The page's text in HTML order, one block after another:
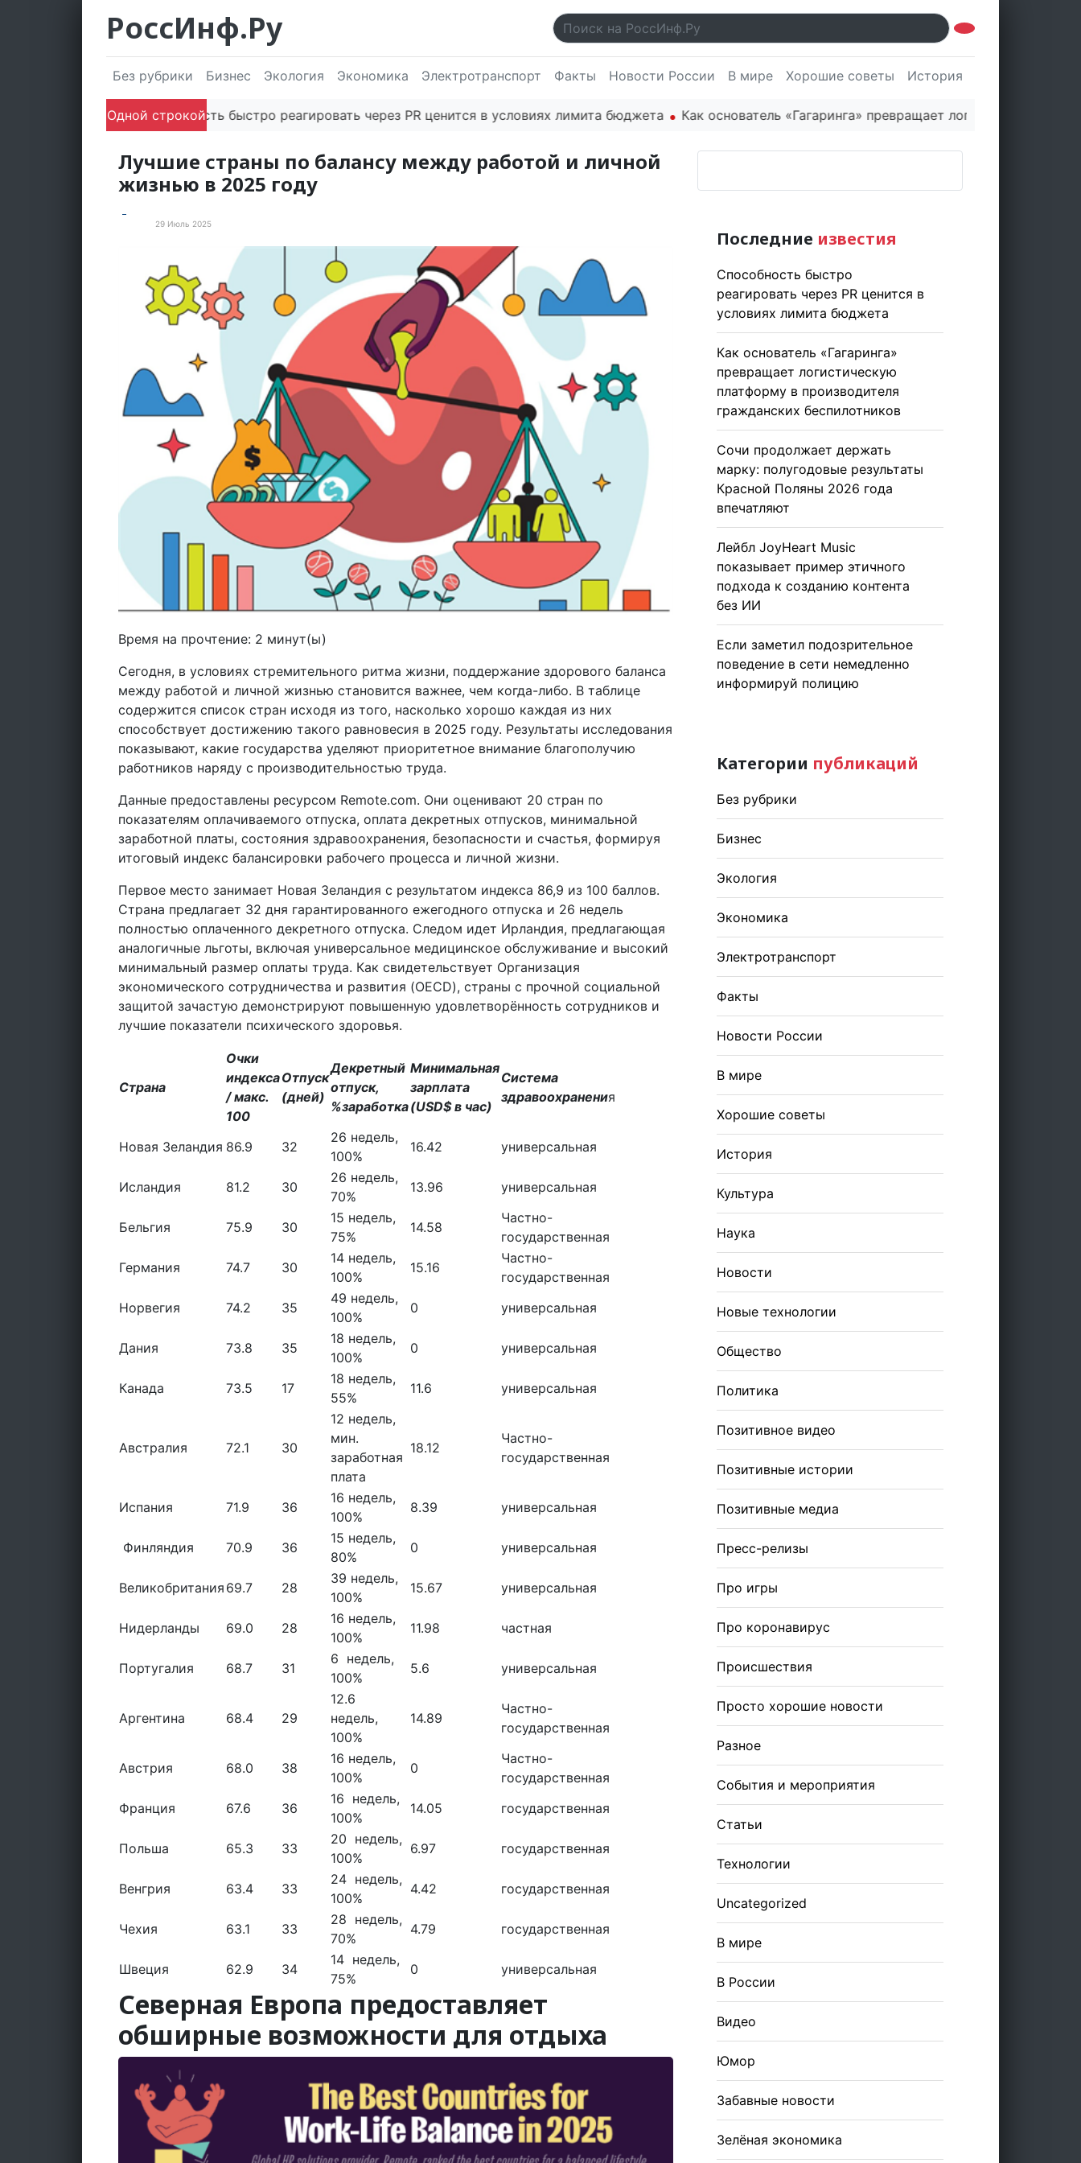
РоссИнф.Ру
Без рубрики Бизнес Экология Экономика Электротранспорт Факты Новости России В мире Хорошие советы История
Одной строкой
Способность быстро реагировать через PR ценится в условиях лимита бюджета Как основатель «Гагаринга» превращает логистическую
Лучшие страны по балансу между работой и личной
жизнью в 2025 году
29 Июль 2025
Время на прочтение: 2 минут(ы)
Сегодня, в условиях стремительного ритма жизни, поддержание здорового баланса
между работой и личной жизнью становится важнее, чем когда-либо. В таблице
содержится список стран исходя из того, насколько хорошо каждая из них
способствует достижению такого равновесия в 2025 году. Результаты исследования
показывают, какие государства уделяют приоритетное внимание благополучию
работников наряду с производительностью труда.
Данные предоставлены ресурсом Remote.com. Они оценивают 20 стран по
показателям оплачиваемого отпуска, оплата декретных отпусков, минимальной
заработной платы, состояния здравоохранения, безопасности и счастья, формируя
итоговый индекс балансировки рабочего процесса и личной жизни.
Первое место занимает Новая Зеландия с результатом индекса 86,9 из 100 баллов.
Страна предлагает 32 дня гарантированного ежегодного отпуска и 26 недель
полностью оплаченного декретного отпуска. Следом идет Ирландия, предлагающая
аналогичные льготы, включая универсальное медицинское обслуживание и высокий
минимальный размер оплаты труда. Как свидетельствует Организация
экономического сотрудничества и развития (OECD), страны с прочной социальной
защитой зачастую демонстрируют повышенную удовлетворённость сотрудников и
лучшие показатели психического здоровья.
Страна
Очки
индекса
/ макс.
100
Отпуск
(дней)
Декретный
отпуск,
%заработка
Минимальная
зарплата
(USD$ в час)
Система
здравоохранения
Новая Зеландия 86.9 32
26 недель,
100%
16.42 универсальная
Исландия 81.2 30
26 недель,
70%
13.96 универсальная
Бельгия 75.9 30
15 недель,
75%
14.58
Частно-
государственная
Германия
74.7 30
14 недель,
100%
15.16
Частно-
государственная
Норвегия
74.2 35
49 недель,
100%
0 универсальная
Дания 73.8 35
18 недель,
100%
0 универсальная
Канада 73.5 17
18 недель,
55%
11.6 универсальная
Австралия 72.1 30
12 недель,
мин.
заработная
плата
18.12
Частно-
государственная
Испания 71.9 36
16 недель,
100%
8.39 универсальная
Финляндия 70.9 36
15 недель,
80%
0 универсальная
Великобритания 69.7 28
39 недель,
100%
15.67 универсальная
Нидерланды 69.0 28
16 недель,
100%
11.98 частная
Португалия 68.7 31
6 недель,
100%
5.6 универсальная
Аргентина 68.4 29
12.6
недель,
100%
14.89
Частно-
государственная
Австрия 68.0 38
16 недель,
100%
0
Частно-
государственная
Франция
67.6 36
16 недель,
100%
14.05 государственная
Польша 65.3 33
20 недель,
100%
6.97 государственная
Венгрия 63.4 33
24 недель,
100%
4.42 государственная
Чехия 63.1 33
28 недель,
70%
4.79 государственная
Швеция 62.9 34
14 недель,
75%
0 универсальная
Северная Европа предоставляет
обширные возможности для отдыха
Последние известия
Способность быстро
реагировать через PR ценится в
условиях лимита бюджета
Как основатель «Гагаринга»
превращает логистическую
платформу в производителя
гражданских беспилотников
Сочи продолжает держать
марку: полугодовые результаты
Красной Поляны 2026 года
впечатляют
Лейбл JoyHeart Music
показывает пример этичного
подхода к созданию контента
без ИИ
Если заметил подозрительное
поведение в сети немедленно
информируй полицию
Категории публикаций
Без рубрики
Бизнес
Экология
Экономика
Электротранспорт
Факты
Новости России
В мире
Хорошие советы
История
Культура
Наука
Новости
Новые технологии
Общество
Политика
Позитивное видео
Позитивные истории
Позитивные медиа
Пресс-релизы
Про игры
Про коронавирус
Происшествия
Просто хорошие новости
Разное
События и мероприятия
Статьи
Технологии
Uncategorized
В мире
В России
Видео
Юмор
Забавные новости
Зелёная экономика